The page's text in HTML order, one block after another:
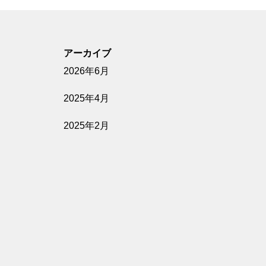
アーカイブ
2026年6月
2025年4月
2025年2月